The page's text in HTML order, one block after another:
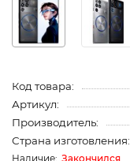
Код товара:
Артикул:
Производитель:
Страна изготовления:
Закончился